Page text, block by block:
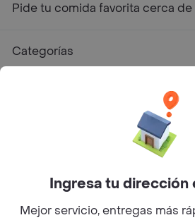
Pide tu comida favorita cerca de
Categorías
Facebook
Twitter
©2026Rappi Inc. All
Ingresa tu dirección
Mejor servicio, entregas más